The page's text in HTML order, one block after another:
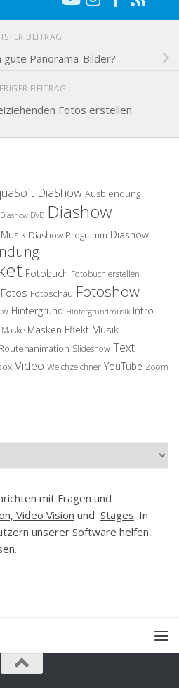
BEITRAG
gute Panorama-Bilder?
BEITRAG
Fotos erstellen
DiaShow Ausblendung
Diashow DVD Diashow
Diashow Programm Diashow
Fotobuch Fotobuch erstellen
Fotos Fotoschau Fotoshow
Hintergrund Hintergrundmusik Intro
Maske Masken-Effekt Musik
Routenanimation Slideshow Text
Video Weichzeichner YouTube Zoom
mit Fragen und
Video Vision und Stages. In
unserer Software helfen,